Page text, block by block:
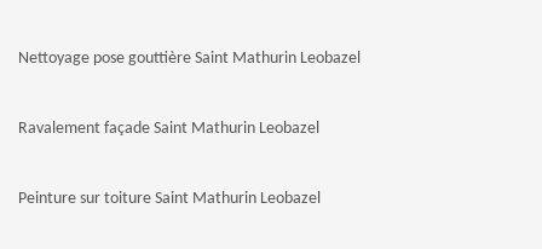
Nettoyage pose gouttière Saint Mathurin Leobazel
Ravalement façade Saint Mathurin Leobazel
Peinture sur toiture Saint Mathurin Leobazel